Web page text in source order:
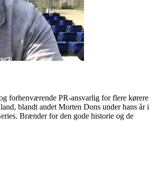
forhenværende PR-ansvarlig for flere kørere
blandt andet Morten Dons under hans år i
Brænder for den gode historie og de